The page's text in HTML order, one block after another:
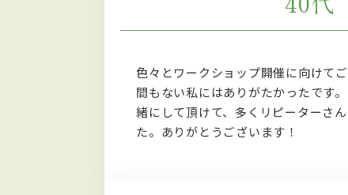
色々とワークショップ開催に向けて
間もない私にはありがたかったです
緒にして頂けて、多くリピーターさ
た。ありがとうございます！